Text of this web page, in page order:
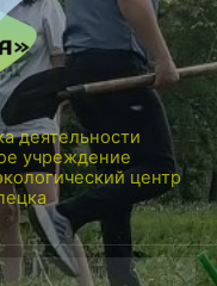
деятельности
учреждение
центр